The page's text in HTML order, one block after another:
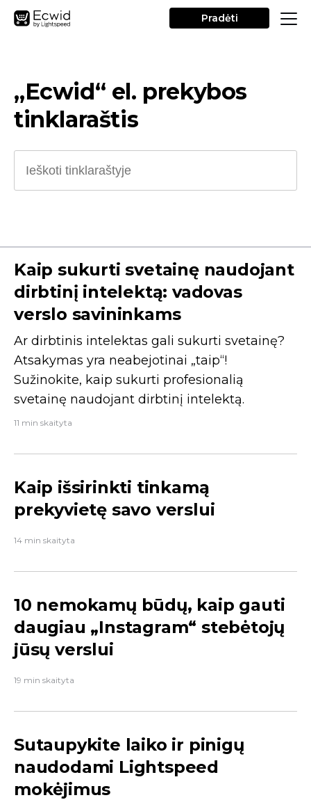
Pradėti
„Ecwid“ el. prekybos
tinklaraštis
Kaip sukurti svetainę naudojant
dirbtinį intelektą: vadovas
verslo savininkams
Ar dirbtinis intelektas gali sukurti svetainę?
Atsakymas yra neabejotinai „taip“!
Sužinokite, kaip sukurti profesionalią
svetainę naudojant dirbtinį intelektą.
11 min skaityta
Kaip išsirinkti tinkamą
prekyvietę savo verslui
14 min skaityta
10 nemokamų būdų, kaip gauti
daugiau „Instagram“ stebėtojų
jūsų verslui
19 min skaityta
Sutaupykite laiko ir pinigų
naudodami Lightspeed
mokėjimus